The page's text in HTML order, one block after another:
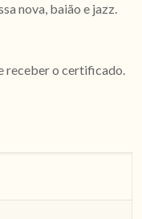
nova, baião e jazz.
receber o certificado.